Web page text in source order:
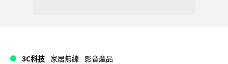
3C科技 家居無線 影音產品